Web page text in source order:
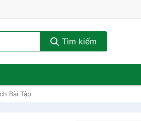
Tìm kiếm
Bài Tập